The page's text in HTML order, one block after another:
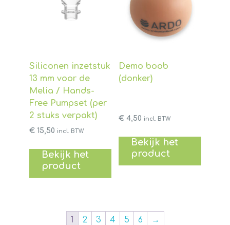
Siliconen inzetstuk
13 mm voor de
Melia / Hands-
Free Pumpset (per
2 stuks verpakt)
€15,50 incl. BTW
Bekijk het
product
Demo boob
(donker)
€4,50 incl. BTW
Bekijk het
product
1 2 3 4 5 6 →